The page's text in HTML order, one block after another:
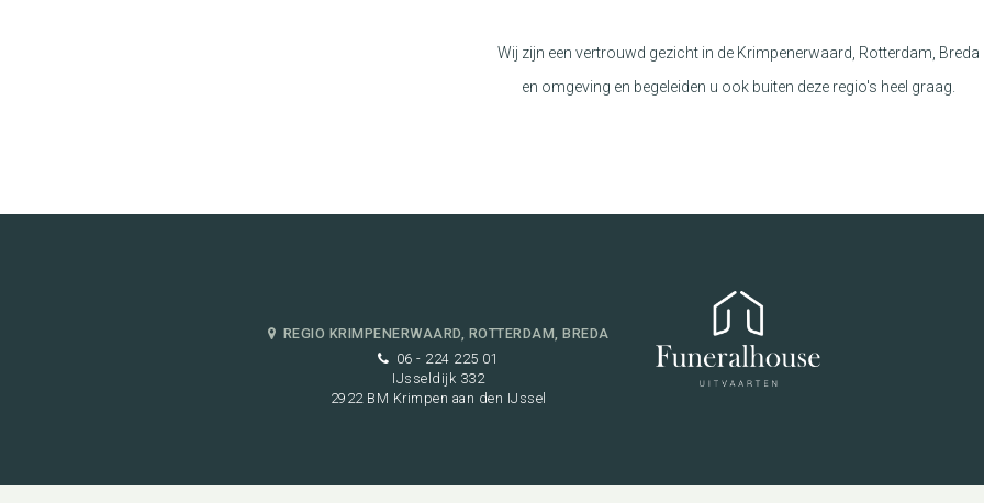
Wij zijn een vertrouwd gezicht in de Krimpenerwaard, Rotterdam, Breda
en omgeving en begeleiden u ook buiten deze regio's heel graag.
REGIO KRIMPENERWAARD, ROTTERDAM, BREDA
06 - 224 225 01
IJsseldijk 332
2922 BM Krimpen aan den IJssel